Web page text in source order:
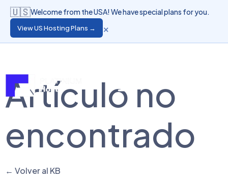
🇺🇸Welcome from the USA! We have special plans for you.
View US Hosting Plans → ×
Artículo no
encontrado
← Volver al KB